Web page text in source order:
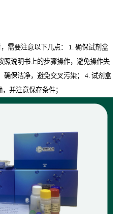
需要注意以下几点： 1. 确保试剂盒
照说明书上的步骤操作，避免操作失
确保洁净，避免交叉污染； 4. 试剂盒
并注意保存条件；